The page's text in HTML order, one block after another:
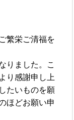
繁栄ご清福を
りました。こ
り感謝申し上
たいものを願
ほどお願い申